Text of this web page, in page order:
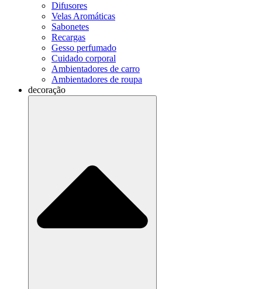
Difusores
Velas Aromáticas
Sabonetes
Recargas
Gesso perfumado
Cuidado corporal
Ambientadores de carro
Ambientadores de roupa
decoração